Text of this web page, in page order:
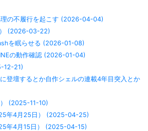
理の不履行を起こす (2026-04-04)
(2026-03-22)
を眠らせる (2026-01-08)
の動作確認 (2026-01-04)
12-21)
登壇するとか自作シェルの連載4年目突入とか
(2025-11-10)
年4月25日） (2025-04-25)
年4月15日） (2025-04-15)